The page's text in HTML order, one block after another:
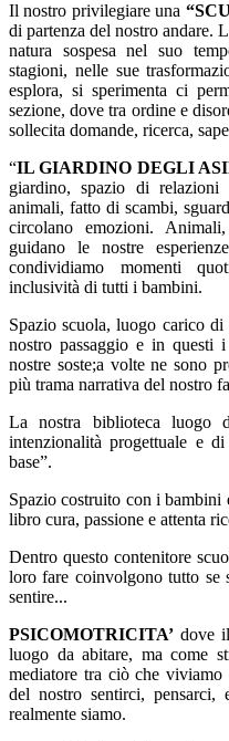
Il nostro privilegiare una “
di partenza del nostro andare.
natura sospesa nel suo
stagioni, nelle sue
esplora, si sperimenta ci
sezione, dove tra ordine e
sollecita domande, ricerca,
“IL GIARDINO DEGLI
giardino, spazio di relazioni
animali, fatto di scambi,
circolano emozioni.
guidano le nostre
condividiamo momenti
inclusività di tutti i bambini.
Spazio scuola, luogo carico
nostro passaggio e in questi i
nostre soste;a volte ne sono
più trama narrativa del nostro
La nostra biblioteca luogo
intenzionalità progettuale e
base”.
Spazio costruito con i bambini
libro cura, passione e attenta
Dentro questo contenitore
loro fare coinvolgono tutto
sentire...
PSICOMOTRICITA’ dove
luogo da abitare, ma come
mediatore tra ciò che viviamo
del nostro sentirci, pensarci,
realmente siamo.